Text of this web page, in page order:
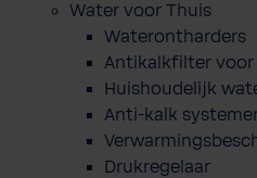
Water voor Thuis
Waterontharders
Antikalkfilter voor
Huishoudelijk
Anti-kalk
Drukregelaar